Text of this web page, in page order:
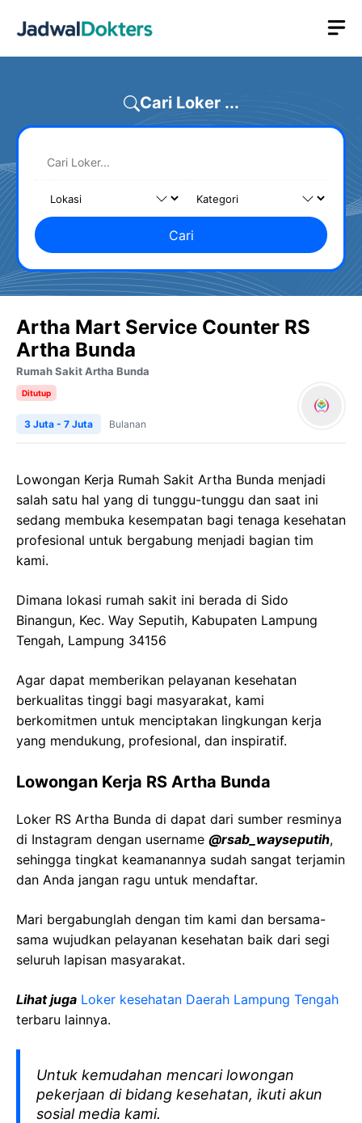
Cari Loker ...
Cari
Artha Mart Service Counter RS
Artha Bunda
Rumah Sakit Artha Bunda
Ditutup
3 Juta - 7 Juta Bulanan
Lowongan Kerja Rumah Sakit Artha Bunda menjadi
salah satu hal yang di tunggu-tunggu dan saat ini
sedang membuka kesempatan bagi tenaga kesehatan
profesional untuk bergabung menjadi bagian tim
kami.
Dimana lokasi rumah sakit ini berada di Sido
Binangun, Kec. Way Seputih, Kabupaten Lampung
Tengah, Lampung 34156
Agar dapat memberikan pelayanan kesehatan
berkualitas tinggi bagi masyarakat, kami
berkomitmen untuk menciptakan lingkungan kerja
yang mendukung, profesional, dan inspiratif.
Lowongan Kerja RS Artha Bunda
Loker RS Artha Bunda di dapat dari sumber resminya
di Instagram dengan username @rsab_wayseputih,
sehingga tingkat keamanannya sudah sangat terjamin
dan Anda jangan ragu untuk mendaftar.
Mari bergabunglah dengan tim kami dan bersama-
sama wujudkan pelayanan kesehatan baik dari segi
seluruh lapisan masyarakat.
Lihat juga Loker kesehatan Daerah Lampung Tengah
terbaru lainnya.
Untuk kemudahan mencari lowongan
pekerjaan di bidang kesehatan, ikuti akun
sosial media kami.